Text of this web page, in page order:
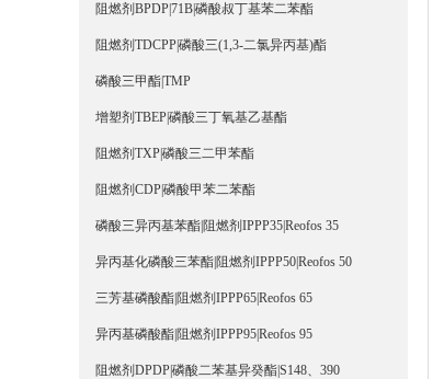
阻燃剂BPDP|71B|磷酸叔丁基苯二苯酯
阻燃剂TDCPP|磷酸三(1,3-二氯异丙基)酯
磷酸三甲酯|TMP
增塑剂TBEP|磷酸三丁氧基乙基酯
阻燃剂TXP|磷酸三二甲苯酯
阻燃剂CDP|磷酸甲苯二苯酯
磷酸三异丙基苯酯|阻燃剂IPPP35|Reofos 35
异丙基化磷酸三苯酯|阻燃剂IPPP50|Reofos 50
三芳基磷酸酯|阻燃剂IPPP65|Reofos 65
异丙基磷酸酯|阻燃剂IPPP95|Reofos 95
阻燃剂DPDP|磷酸二苯基异癸酯|S148、390